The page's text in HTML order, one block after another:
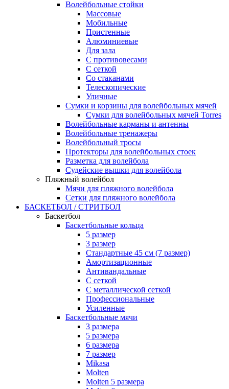
Волейбольные стойки
Массовые
Мобильные
Пристенные
Алюминиевые
Для зала
С противовесами
С сеткой
Со стаканами
Телескопические
Уличные
Сумки и корзины для волейбольных мячей
Сумки для волейбольных мячей Torres
Волейбольные карманы и антенны
Волейбольные тренажеры
Волейбольный тросы
Протекторы для волейбольных стоек
Разметка для волейбола
Судейские вышки для волейбола
Пляжный волейбол
Мячи для пляжного волейбола
Сетки для пляжного волейбола
БАСКЕТБОЛ / СТРИТБОЛ
Баскетбол
Баскетбольные кольца
5 размер
3 размер
Стандартные 45 см (7 размер)
Амортизационные
Антивандальные
С сеткой
С металлической сеткой
Профессиональные
Усиленные
Баскетбольные мячи
3 размера
5 размера
6 размера
7 размер
Mikasa
Molten
Molten 5 размера